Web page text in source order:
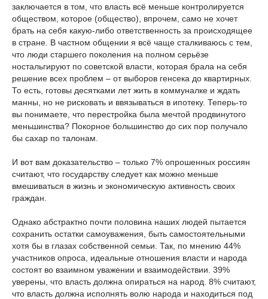
заключается в том, что власть всё меньше контролируется
обществом, которое (общество), впрочем, само не хочет
брать на себя какую-либо ответственность за происходящее
в стране. В частном общении я всё чаще сталкиваюсь с тем,
что люди старшего поколения на полном серьёзе
ностальгируют по советской власти, которая брала на себя
решение всех проблем – от выборов генсека до квартирных.
То есть, готовы десятками лет жить в коммуналке и ждать
манны, но не рисковать и ввязываться в ипотеку. Теперь-то
вы понимаете, что перестройка была мечтой продвинутого
меньшинства? Покорное большинство до сих пор получало
бы сахар по талонам.
И вот вам доказательство – только 7% опрошенных россиян
считают, что государству следует как можно меньше
вмешиваться в жизнь и экономическую активность своих
граждан.
Однако абстрактно почти половина наших людей пытается
сохранить остатки самоуважения, быть самостоятельными
хотя бы в глазах собственной семьи. Так, по мнению 44%
участников опроса, идеальные отношения власти и народа
состоят во взаимном уважении и взаимодействии. 39%
уверены, что власть должна опираться на народ. 8% считают,
что власть должна исполнять волю народа и находиться под